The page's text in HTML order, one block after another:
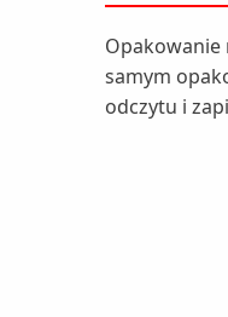
samym
odczytu i